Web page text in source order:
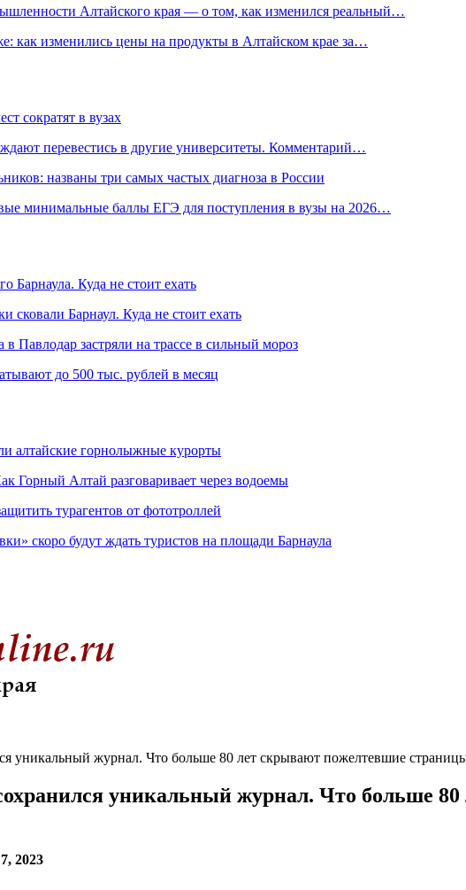
Алтайского края — о том, как изменился реальный…
как изменились цены на продукты в Алтайском крае за…
сократят в вузах
перевестись в другие университеты. Комментарий…
названы три самых частых диагноза в России
минимальные баллы ЕГЭ для поступления в вузы на 2026…
Барнаула. Куда не стоит ехать
сковали Барнаул. Куда не стоит ехать
в Павлодар застряли на трассе в сильный мороз
до 500 тыс. рублей в месяц
алтайские горнолыжные курорты
Горный Алтай разговаривает через водоемы
турагентов от фототроллей
скоро будут ждать туристов на площади Барнаула
уникальный журнал. Что больше 80 лет скрывают пожелтевшие
уникальный журнал. Что больше
2023